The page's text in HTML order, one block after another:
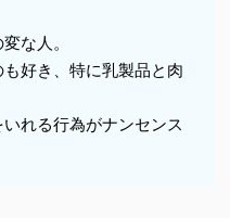
な人。
好き、特に乳製品と肉
れる行為がナンセンス